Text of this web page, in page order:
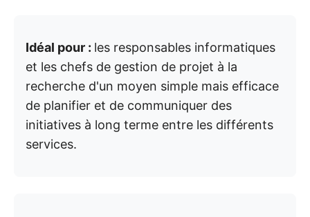
Idéal pour : les responsables informatiques
et les chefs de gestion de projet à la
recherche d'un moyen simple mais efficace
de planifier et de communiquer des
initiatives à long terme entre les différents
services.